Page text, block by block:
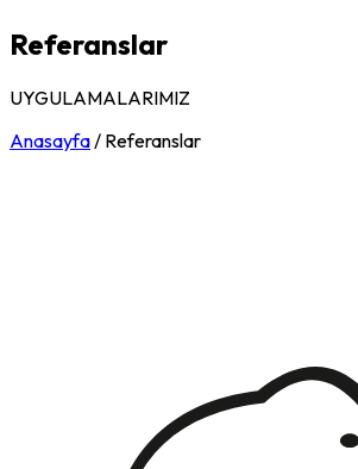
Referanslar
UYGULAMALARIMIZ
Anasayfa / Referanslar